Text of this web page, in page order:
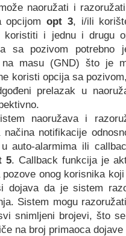
naoružati i
opcijomopt 3, i/ili
koristiti i jednu i drugu
sa pozivom potrebno
na masu (GND) što je
koristi opcija sa
prelazak u
naoružava i
načina notifikacije
auto-alarmima ili
5. Callback funkcija je
onog korisnika
dojava da je sistem
Sistem mogu
snimljeni brojevi, što
na broj primaoca